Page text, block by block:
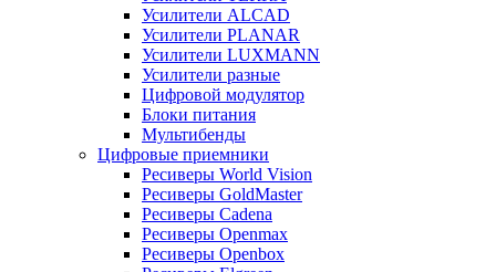
Усилители ALCAD
Усилители PLANAR
Усилители LUXMANN
Усилители разные
Цифровой модулятор
Блоки питания
Мультибенды
Цифровые приемники
Ресиверы World Vision
Ресиверы GoldMaster
Ресиверы Cadena
Ресиверы Openmax
Ресиверы Openbox